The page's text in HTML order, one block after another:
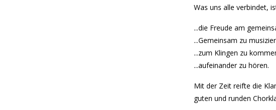
Was uns alle verbindet,
...die Freude am
...Gemeinsam zu
...zum Klingen zu
...aufeinander zu hören.
Mit der Zeit reifte die
guten und runden